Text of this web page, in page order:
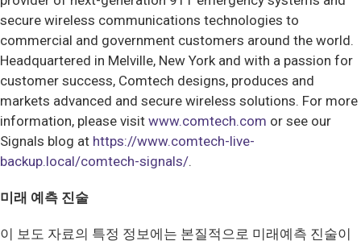
secure wireless communications technologies to
commercial and government customers around the world.
Headquartered in Melville, New York and with a passion for
customer success, Comtech designs, produces and
markets advanced and secure wireless solutions. For more
information, please visit www.comtech.com or see our
Signals blog at https://www.comtech-live-
backup.local/comtech-signals/.
미래 예측 진술
이 보도 자료의 특정 정보에는 본질적으로 미래예측 진술이